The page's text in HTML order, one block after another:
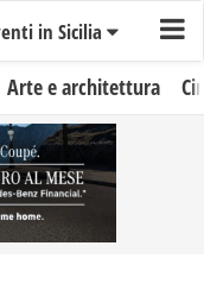
in Sicilia
Arte e architettura